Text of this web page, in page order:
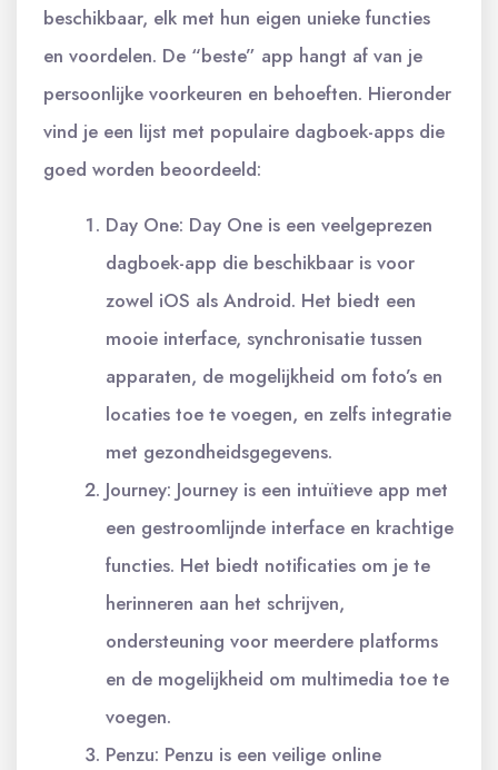
beschikbaar, elk met hun eigen unieke functies
en voordelen. De “beste” app hangt af van je
persoonlijke voorkeuren en behoeften. Hieronder
vind je een lijst met populaire dagboek-apps die
goed worden beoordeeld:
Day One: Day One is een veelgeprezen
dagboek-app die beschikbaar is voor
zowel iOS als Android. Het biedt een
mooie interface, synchronisatie tussen
apparaten, de mogelijkheid om foto’s en
locaties toe te voegen, en zelfs integratie
met gezondheidsgegevens.
Journey: Journey is een intuïtieve app met
een gestroomlijnde interface en krachtige
functies. Het biedt notificaties om je te
herinneren aan het schrijven,
ondersteuning voor meerdere platforms
en de mogelijkheid om multimedia toe te
voegen.
Penzu: Penzu is een veilige online